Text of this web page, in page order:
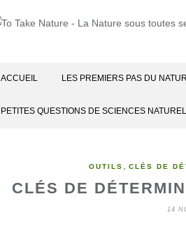
ACCUEIL LES PREMIERS PAS DU
PETITES QUESTIONS DE SCIENCES
OUTILS CLÉS DE
CLÉS DE
14